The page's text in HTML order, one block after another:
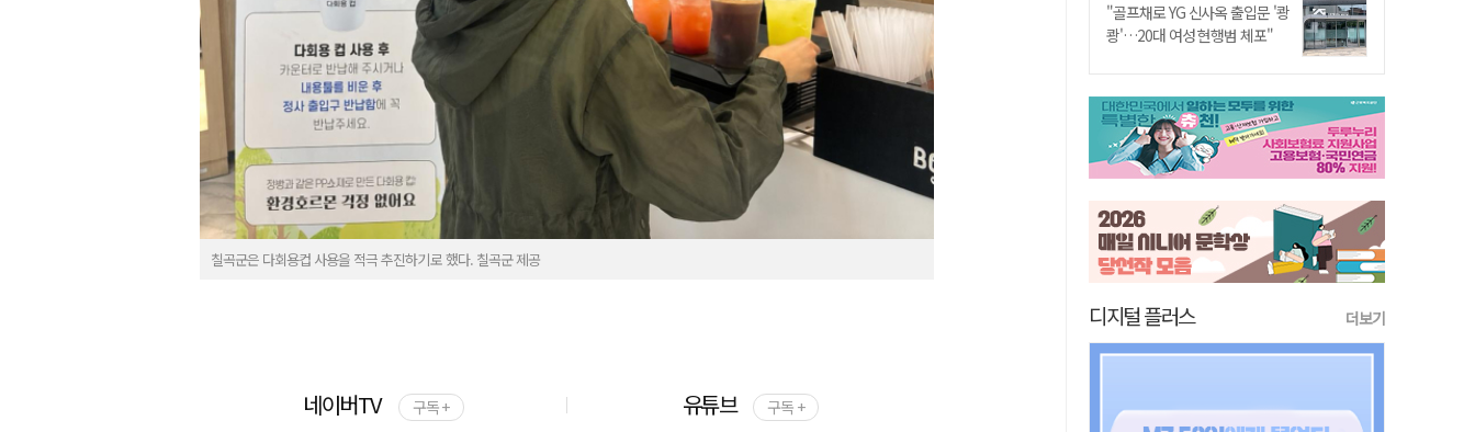
칠곡군은 다회용컵 사용을 적극 추진하기로 했다. 칠곡군 제공
네이버TV 구독 + 유튜브 구독 +
"골프채로 YG 신사옥 출입문 '쾅
쾅'…20대 여성 현행범 체포"
디지털 플러스 더보기